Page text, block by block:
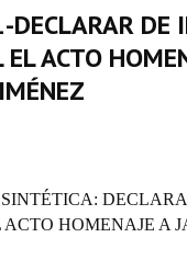
Cumplido
DE
ACTO
HOMENAJE A